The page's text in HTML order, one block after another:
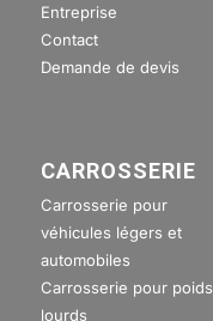
Entreprise
Contact
Demande de devis
CARROSSERIE
Carrosserie pour
véhicules légers et
automobiles
Carrosserie pour poids
lourds